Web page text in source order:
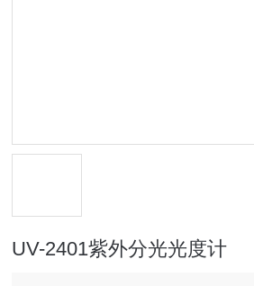
UV-2401紫外分光光度计